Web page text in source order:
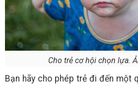
Cho trẻ cơ hội chọn lựa.
Bạn hãy cho phép trẻ đi đến một